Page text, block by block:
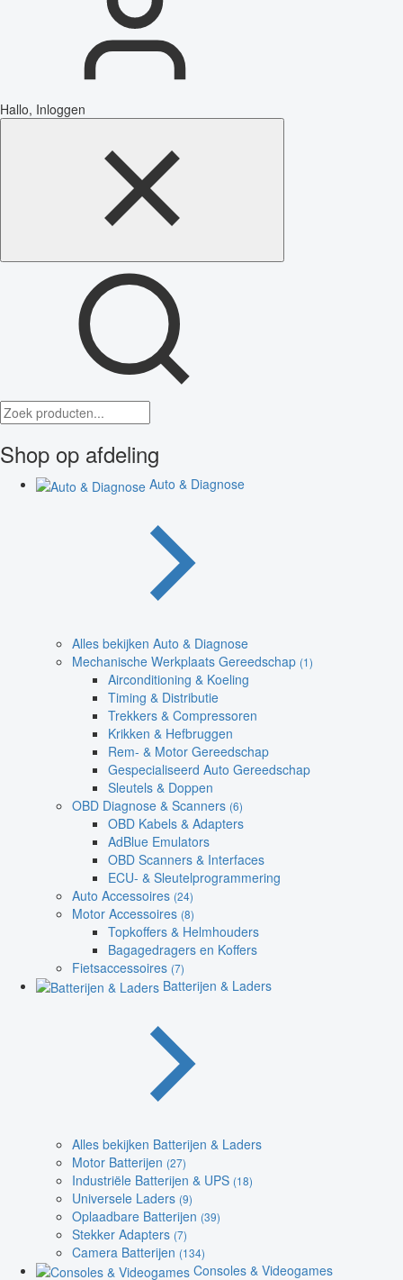
Hallo, Inloggen
Shop op afdeling
Auto & Diagnose
Alles bekijken Auto & Diagnose
Mechanische Werkplaats Gereedschap (1)
Airconditioning & Koeling
Timing & Distributie
Trekkers & Compressoren
Krikken & Hefbruggen
Rem- & Motor Gereedschap
Gespecialiseerd Auto Gereedschap
Sleutels & Doppen
OBD Diagnose & Scanners (6)
OBD Kabels & Adapters
AdBlue Emulators
OBD Scanners & Interfaces
ECU- & Sleutelprogrammering
Auto Accessoires (24)
Motor Accessoires (8)
Topkoffers & Helmhouders
Bagagedragers en Koffers
Fietsaccessoires (7)
Batterijen & Laders
Alles bekijken Batterijen & Laders
Motor Batterijen (27)
Industriële Batterijen & UPS (18)
Universele Laders (9)
Oplaadbare Batterijen (39)
Stekker Adapters (7)
Camera Batterijen (134)
Consoles & Videogames